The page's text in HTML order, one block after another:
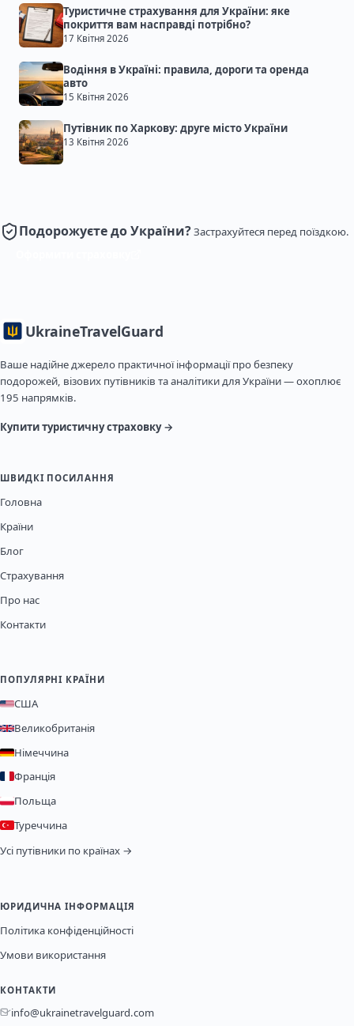
Туристичне страхування для України: яке
покриття вам насправді потрібно?
17 Квітня 2026
Водіння в Україні: правила, дороги та оренда
авто
15 Квітня 2026
Путівник по Харкову: друге місто України
13 Квітня 2026
Подорожуєте до України?Застрахуйтеся перед поїздкою.
UkraineTravelGuard
Ваше надійне джерело практичної інформації про безпеку
подорожей, візових путівників та аналітики для України — охоплює
195 напрямків.
Купити туристичну страховку →
ШВИДКІ ПОСИЛАННЯ
Головна
Країни
Блог
Страхування
Про нас
Контакти
ПОПУЛЯРНІ КРАЇНИ
США
Великобританія
Німеччина
Франція
Польща
Туреччина
Усі путівники по країнах →
ЮРИДИЧНА ІНФОРМАЦІЯ
Політика конфіденційності
Умови використання
КОНТАКТИ
info@ukrainetravelguard.com